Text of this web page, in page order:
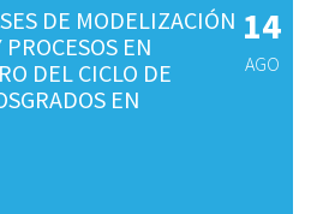
14
AGO
DE MODELIZACIÓN
EN
DEL CICLO DE
EN